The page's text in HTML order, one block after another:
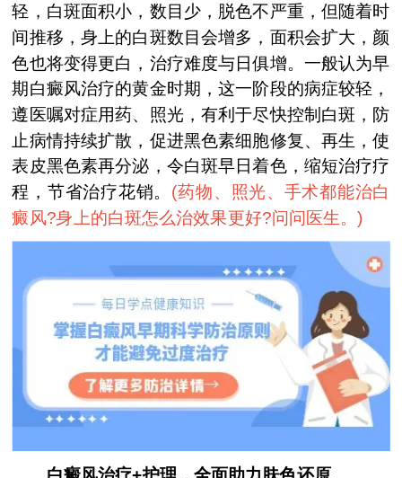
轻，白斑面积小，数目少，脱色不严重，但随着时
间推移，身上的白斑数目会增多，面积会扩大，颜
色也将变得更白，治疗难度与日俱增。一般认为早
期白癜风治疗的黄金时期，这一阶段的病症较轻，
遵医嘱对症用药、照光，有利于尽快控制白斑，防
止病情持续扩散，促进黑色素细胞修复、再生，使
表皮黑色素再分泌，令白斑早日着色，缩短治疗疗
程，节省治疗花销。 (药物、照光、手术都能治白
癜风?身上的白斑怎么治效果更好?问问医生。)